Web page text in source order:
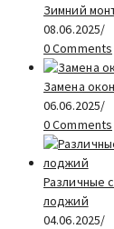
Зимний
08.06.2025/
0 Comments
Замена
06.06.2025/
0 Comments
Различные
лоджий
04.06.2025/